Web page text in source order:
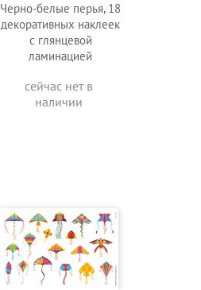
Черно-белые перья, 18
декоративных наклеек
с глянцевой
ламинацией
сейчас нет в
наличии